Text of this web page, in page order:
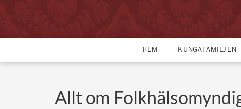
HEM KUNGAFAMILJEN
Allt om